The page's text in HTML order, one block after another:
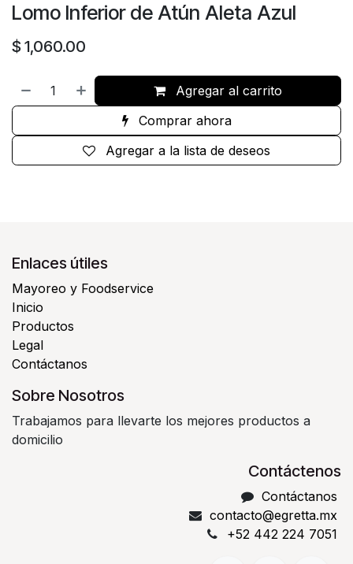
Lomo Inferior de Atún Aleta Azul
$ 1,060.00
Agregar al carrito
Comprar ahora
Agregar a la lista de deseos
Enlaces útiles
Mayoreo y Foodservice
Inicio
Productos
Legal
Contáctanos
Sobre Nosotros
Trabajamos para llevarte los mejores productos a
domicilio
Contáctenos
Contáctanos
contacto@egretta.mx
+52 442 224 7051